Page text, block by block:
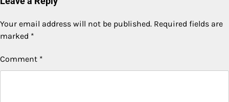
Your email address will not be published. Required fields are
marked *
Comment *